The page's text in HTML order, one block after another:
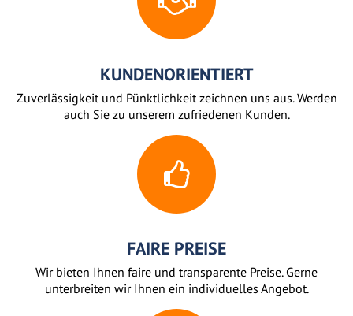
KUNDENORIENTIERT
Zuverlässigkeit und Pünktlichkeit zeichnen uns aus. Werden
auch Sie zu unserem zufriedenen Kunden.
FAIRE PREISE
Wir bieten Ihnen faire und transparente Preise. Gerne
unterbreiten wir Ihnen ein individuelles Angebot.